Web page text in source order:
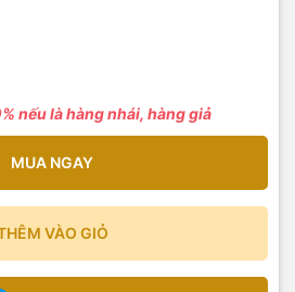
nếu là hàng nhái, hàng giả
MUA NGAY
VÀO GIỎ